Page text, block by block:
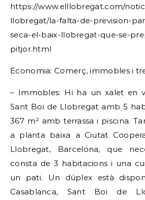
https://www.elllobregat.com/
llobregat/la-falta-de-prevision-
seca-el-baix-llobregat-que-
pitjor.html
Economia: Comerç, immobles i
– Immobles: Hi ha un xalet en
Sant Boi de Llobregat amb 5
367 m² amb terrassa i piscina.
a planta baixa a Ciutat
Llobregat, Barcelona, que
consta de 3 habitacions i una
un pati. Un dúplex està
Casablanca, Sant Boi de